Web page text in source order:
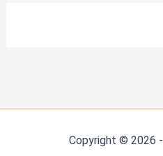
Copyright © 2026 -